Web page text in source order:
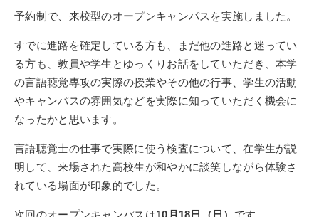
予約制で、来校型のオープンキャンパスを実施しました。
すでに進路を確定している方も、まだ他の進路と迷ってい
る方も、教員や学生とゆっくりお話をしていただき、本学
の言語聴覚専攻の実際の授業やその他の行事、学生の活動
やキャンパスの雰囲気などを実際に知っていただく機会に
なったかと思います。
言語聴覚士の仕事で実際に使う検査について、在学生が説
明して、来場された高校生が和やかに談笑しながら体験さ
れている場面が印象的でした。
次回のオープンキャンパスは10月18日（日） です。